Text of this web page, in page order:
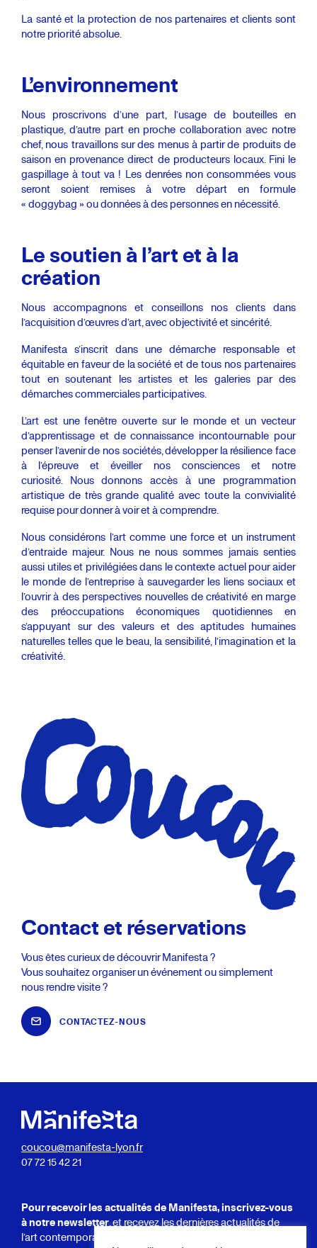
La santé et la protection de nos partenaires et clients sont
notre priorité absolue.
L’environnement
Nous proscrivons d’une part, l’usage de bouteilles en
plastique, d’autre part en proche collaboration avec notre
chef, nous travaillons sur des menus à partir de produits de
saison en provenance direct de producteurs locaux. Fini le
gaspillage à tout va ! Les denrées non consommées vous
seront soient remises à votre départ en formule
« doggybag » ou données àdes personnes en nécessité.
Le soutien à l’art et à la
création
Nous accompagnons et conseillons nos clients dans
l’acquisition d’œuvres d’art, avec objectivité et sincérité.
Manifesta s’inscrit dans une démarche responsable et
équitable en faveur de la société et de tous nos partenaires
tout en soutenant les artistes et les galeries par des
démarches commerciales participatives.
L’art est une fenêtre ouverte sur le monde et un vecteur
d’apprentissage et de connaissance incontournable pour
penser l’avenir de nos sociétés, développer la résilience face
à l’épreuve et éveiller nos consciences et notre
curiosité. Nous donnons accès à une programmation
artistique de très grande qualité avec toute la convivialité
requise pour donner à voir et à comprendre.
Nous considérons l’art comme une force et un instrument
d’entraide majeur. Nous ne nous sommes jamais senties
aussi utiles et privilégiées dans le contexte actuel pour aider
le monde de l’entreprise à sauvegarder les liens sociaux et
l’ouvrir à des perspectives nouvelles de créativité en marge
des préoccupations économiques quotidiennes en
s’appuyant sur des valeurs et des aptitudes humaines
naturelles telles que le beau, la sensibilité, l’imagination et la
créativité.
Contact et réservations
Vous êtes curieux de découvrir Manifesta ?
Vous souhaitez organiser un événement ou simplement
nous rendre visite ?
CONTACTEZ-NOUS
coucou@manifesta-lyon.fr
07 72 15 42 21
Pour recevoir les actualités de Manifesta, inscrivez-vous
à notre newsletter , et recevez les dernières actualités de
l’art contemporain, le programme des galeries que nous